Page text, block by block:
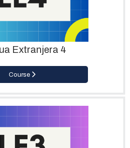
Extranjera 4
Course